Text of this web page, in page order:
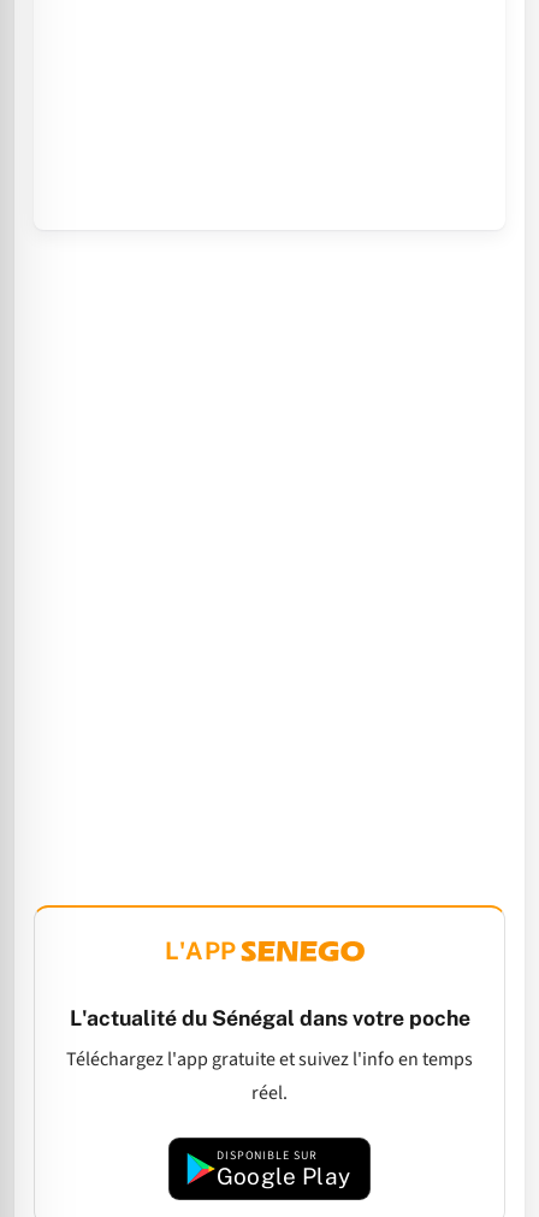
L'APP
L'actualité du Sénégal dans votre poche
Téléchargez l'app gratuite et suivez l'info en temps
réel.
DISPONIBLE SUR
Google Play